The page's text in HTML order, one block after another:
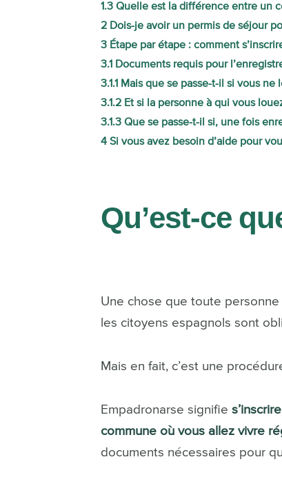
1.3 Quelle est la différence entre un
2 Dois-je avoir un permis de séjour
3 Étape par étape : comment
3.1 Documents requis pour
3.1.1 Mais que se passe-t-il si vous
3.1.2 Et si la personne à qui vous
3.1.3 Que se passe-t-il si, une fois
4 Si vous avez besoin d’aide pour
Qu’est-ce
Une chose que toute
les citoyens espagnols sont
Mais en fait, c’est une
Empadronarse signifie
commune où vous allez vivre
documents nécessaires pour